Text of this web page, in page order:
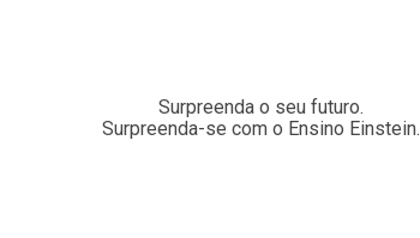
Surpreenda o seu futuro.
Surpreenda-se com o Ensino Einstein.